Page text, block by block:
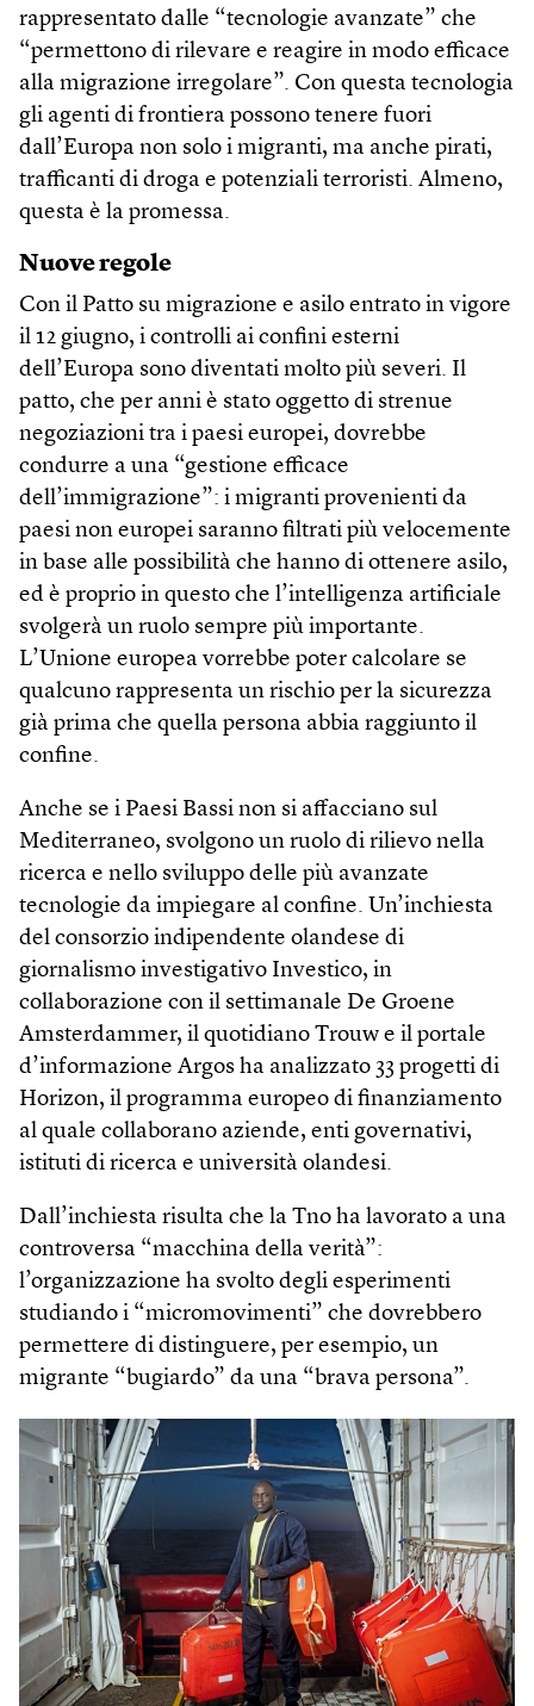
rappresentato dalle “tecnologie avanzate” che
“permettono di rilevare e reagire in modo efficace
alla migrazione irregolare”. Con questa tecnologia
gli agenti di frontiera possono tenere fuori
dall’Europa non solo i migranti, ma anche pirati,
trafficanti di droga e potenziali terroristi. Almeno,
questa è la promessa.
Nuove regole
Con il Patto su migrazione e asilo entrato in vigore
il 12 giugno, i controlli ai confini esterni
dell’Europa sono diventati molto più severi. Il
patto, che per anni è stato oggetto di strenue
negoziazioni tra i paesi europei, dovrebbe
condurre a una “gestione efficace
dell’immigrazione”: i migranti provenienti da
paesi non europei saranno filtrati più velocemente
in base alle possibilità che hanno di ottenere asilo,
ed è proprio in questo che l’intelligenza artificiale
svolgerà un ruolo sempre più importante.
L’Unione europea vorrebbe poter calcolare se
qualcuno rappresenta un rischio per la sicurezza
già prima che quella persona abbia raggiunto il
confine.
Anche se i Paesi Bassi non si affacciano sul
Mediterraneo, svolgono un ruolo di rilievo nella
ricerca e nello sviluppo delle più avanzate
tecnologie da impiegare al confine. Un’inchiesta
del consorzio indipendente olandese di
giornalismo investigativo Investico, in
collaborazione con il settimanale De Groene
Amsterdammer, il quotidiano Trouw e il portale
d’informazione Argos ha analizzato 33 progetti di
Horizon, il programma europeo di finanziamento
al quale collaborano aziende, enti governativi,
istituti di ricerca e università olandesi.
Dall’inchiesta risulta che la Tno ha lavorato a una
controversa “macchina della verità”:
l’organizzazione ha svolto degli esperimenti
studiando i “micromovimenti” che dovrebbero
permettere di distinguere, per esempio, un
migrante “bugiardo” da una “brava persona”.